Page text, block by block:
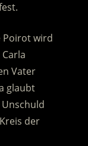
Poirot wird
Vater
glaubt
der